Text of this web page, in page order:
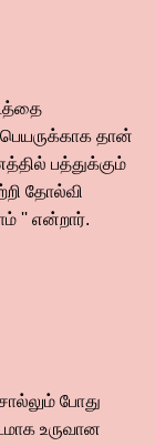
தான்
பத்துக்கும்
தோல்வி
'' என்றார்.
போது
உருவான